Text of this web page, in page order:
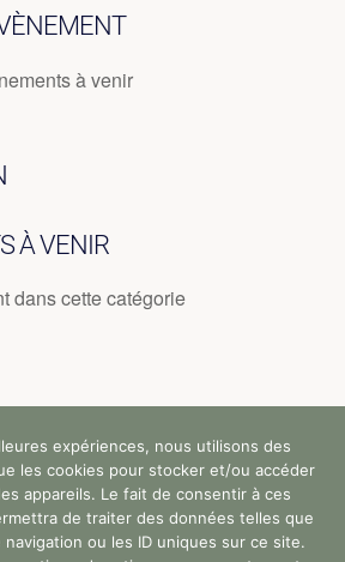
à venir
À VENIR
dans cette catégorie
(c) StandUp Formation (y)
expériences, nous utilisons des
les cookies pour stocker et/ou accéder
appareils. Le fait de consentir à ces
de traiter des données telles que
ou les ID uniques sur ce site.